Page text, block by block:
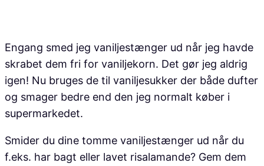
Engang smed jeg vaniljestænger ud når jeg havde
skrabet dem fri for vaniljekorn. Det gør jeg aldrig
igen! Nu bruges de til vaniljesukker der både dufter
og smager bedre end den jeg normalt køber i
supermarkedet.
Smider du dine tomme vaniljestænger ud når du
f.eks. har bagt eller lavet risalamande? Gem dem